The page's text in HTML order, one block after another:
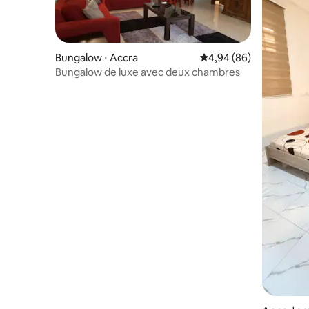
Bungalow ⋅ Accra Évaluation moyenne
4,94 (86)
Bungalow de luxe avec deux chambres